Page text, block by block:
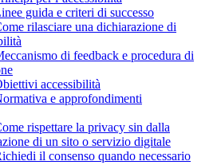
guida e criteri di successo
rilasciare una dichiarazione di
di feedback e procedura di
accessibilità
e approfondimenti
rispettare la privacy sin dalla
di un sito o servizio digitale
il consenso quando necessario